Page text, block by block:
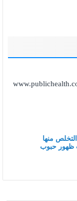
منها
ظهور حبوب